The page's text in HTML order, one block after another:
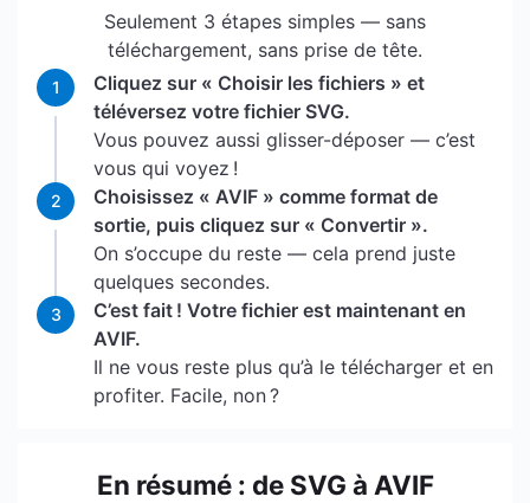
Seulement 3 étapes simples — sans
téléchargement, sans prise de tête.
1
Cliquez sur « Choisir les fichiers » et
téléversez votre fichier SVG.
Vous pouvez aussi glisser-déposer — c’est
vous qui voyez !
2
Choisissez « AVIF » comme format de
sortie, puis cliquez sur « Convertir ».
On s’occupe du reste — cela prend juste
quelques secondes.
3
C’est fait ! Votre fichier est maintenant en
AVIF.
Il ne vous reste plus qu’à le télécharger et en
profiter. Facile, non ?
En résumé : de SVG à AVIF